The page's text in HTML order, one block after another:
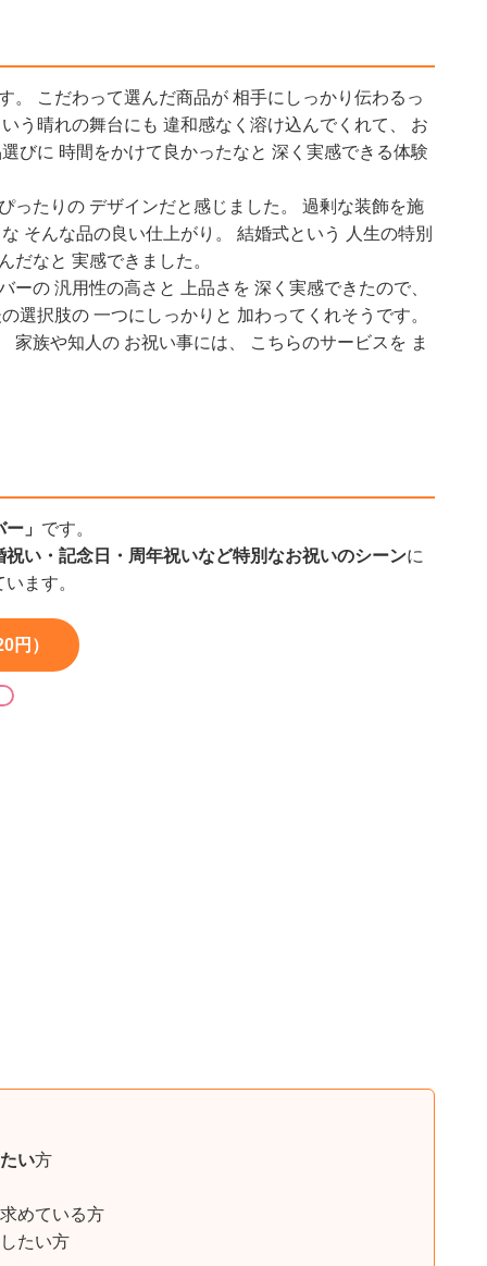
。 こだわって選んだ商品が 相手にしっかり伝わるっ
う晴れの舞台にも 違和感なく溶け込んでくれて、 お
びに 時間をかけて良かったなと 深く実感できる体験
ったりの デザインだと感じました。 過剰な装飾を施
そんな品の良い仕上がり。 結婚式という 人生の特別
だなと 実感できました。
の 汎用性の高さと 上品さを 深く実感できたので、
選択肢の 一つにしっかりと 加わってくれそうです。
族や知人の お祝い事には、 こちらのサービスを ま
」 です。
祝い・記念日・周年祝いなど特別なお祝いのシーンに
ます。
円）
い方
めている方
たい方